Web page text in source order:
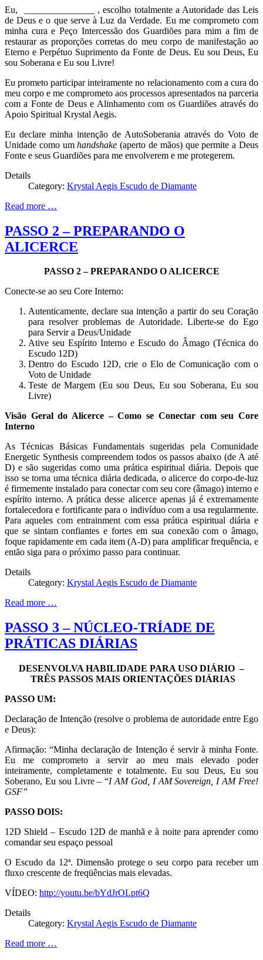
Eu, _______________ , escolho totalmente a Autoridade das Leis
de Deus e o que serve à Luz da Verdade. Eu me comprometo com
minha cura e Peço Intercessão dos Guardiões para mim a fim de
restaurar as proporções corretas do meu corpo de manifestação ao
Eterno e Perpétuo Suprimento da Fonte de Deus. Eu sou Deus, Eu
sou Soberana e Eu sou Livre!
Eu prometo participar inteiramente no relacionamento com a cura do
meu corpo e me comprometo aos processos apresentados na parceria
com a Fonte de Deus e Alinhamento com os Guardiões através do
Apoio Spiritual Krystal Aegis.
Eu declare minha intenção de AutoSoberania através do Voto de
Unidade como umhandshake(aperto de mãos) que permite a Deus
Fonte e seus Guardiões para me envolverem e me protegerem.
Details
Category: Krystal Aegis Escudo de Diamante
Read more …
PASSO 2 – PREPARANDO O
ALICERCE
PASSO 2 – PREPARANDO O ALICERCE
Conecte-se ao seu Core Interno:
Autenticamente, declare sua intenção a partir do seu Coração
para resolver problemas de Autoridade. Liberte-se do Ego
para Servir a Deus/Unidade
Ative seu Espírito Interno e Escudo do Âmago (Técnica do
Escudo 12D)
Dentro do Escudo 12D, crie o Elo de Comunicação com o
Voto de Unidade
Teste de Margem (Eu sou Deus, Eu sou Soberana, Eu sou
Livre)
Visão Geral do Alicerce – Como se Conectar com seu Core
Interno
As Técnicas Básicas Fundamentais sugeridas pela Comunidade
Energetic Synthesis compreendem todos os passos abaixo (de A até
D) e são sugeridas como uma prática espiritual diária. Depois que
isso se torna uma técnica diária dedicada, o alicerce do corpo-de-luz
é firmemente instalado para conectar com seu core (âmago) interno e
espírito interno. A prática desse alicerce apenas já é extremamente
fortalecedora e fortificante para o indivíduo com a usa regularmente.
Para aqueles com entrainment com essa prática espiritual diária e
que se sintam confiantes e fortes em sua conexão com o âmago,
foque rapidamente em cada item (A-D) para amplificar frequência, e
então siga para o próximo passo para continuar.
Details
Category: Krystal Aegis Escudo de Diamante
Read more …
PASSO 3 – NÚCLEO-TRÍADE DE
PRÁTICAS DIÁRIAS
DESENVOLVA HABILIDADE PARA USO DIÁRIO –
TRÊS PASSOS MAIS ORIENTAÇÕES DIÁRIAS
PASSO UM:
Declaração de Intenção (resolve o problema de autoridade entre Ego
e Deus):
Afirmação: “Minha declaração de Intenção é servir à minha Fonte.
Eu me comprometo a servir ao meu mais elevado poder
inteiramente, completamente e totalmente. Eu sou Deus, Eu sou
Soberano, Eu sou Livre – “I AM God, I AM Sovereign, I AM Free!
GSF”
PASSO DOIS:
12D Shield – Escudo 12D de manhã e à noite para aprender como
comandar seu espaço pessoal
O Escudo da 12ª. Dimensão protege o seu corpo para receber um
fluxo crescente de freqüências mais elevadas.
VÍDEO: http://youtu.be/bYdJrOLpt6Q
Details
Category: Krystal Aegis Escudo de Diamante
Read more …